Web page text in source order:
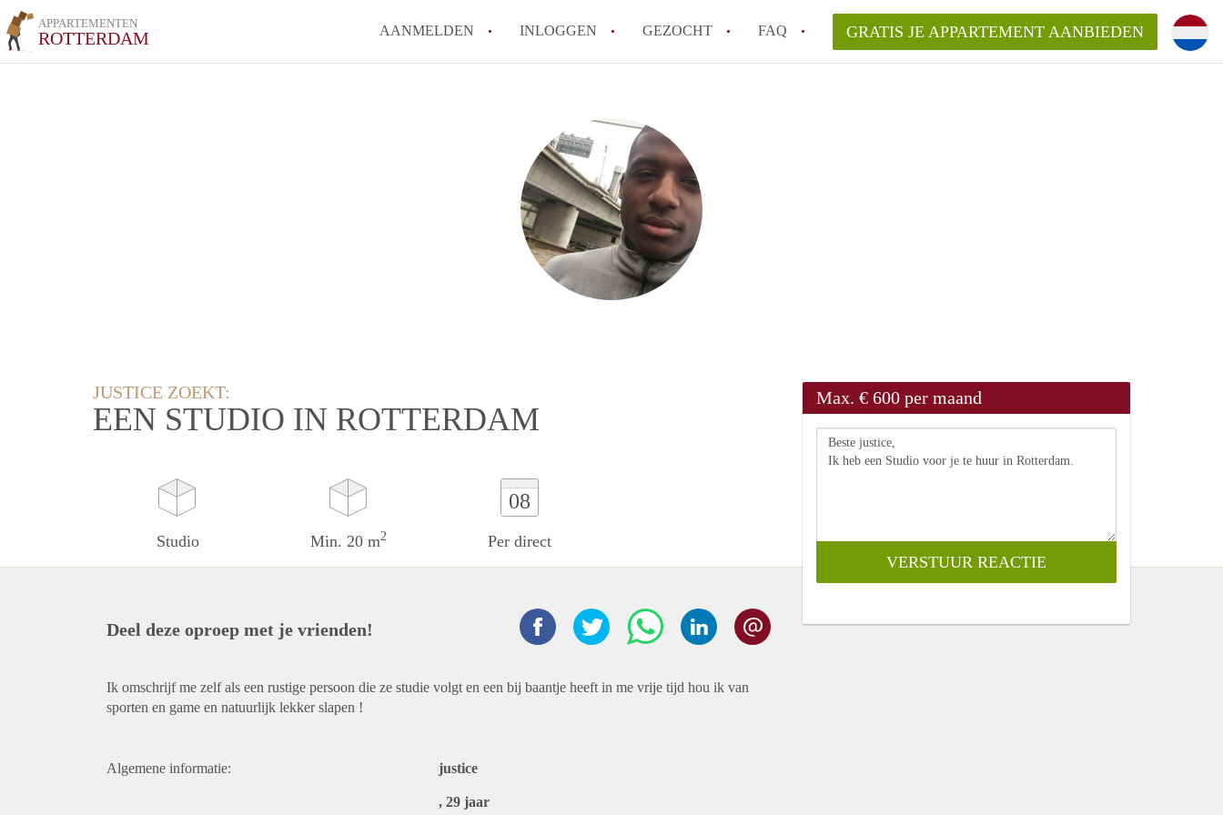
APPARTEMENTEN
ROTTERDAM AANMELDEN INLOGGEN GEZOCHT FAQ
How to translate AppartementRotterdam!
Wat is AppartementenRotterdam?
Hoeveel kost het om te reageren op een Appartement in Rotterdam?
Wat is de privacyverklaring van AppartementenRotterdam?
Berekent AppartementenRotterdam
makelaarsvergoeding/bemiddelingsvergoeding?
Alle veelgestelde vragen
GRATIS JE APPARTEMENT AANBIEDEN
JUSTICE ZOEKT:
EEN STUDIO IN ROTTERDAM
Studio Min. 20 m2
08
Per direct
Max. € 600 per maand
Deel deze oproep met je vrienden!
Ik omschrijf me zelf als een rustige persoon die ze studie volgt en een bij baantje heeft in me vrije tijd hou ik van
sporten en game en natuurlijk lekker slapen !
Algemene informatie: justice
, 29 jaar